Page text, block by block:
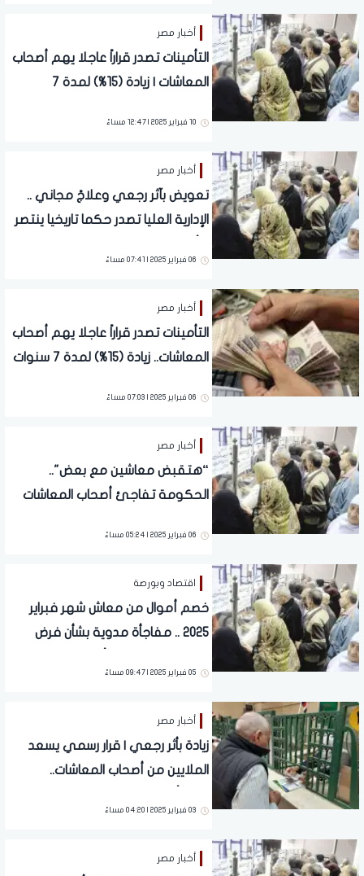
أخبار مصر
التأمينات تصدر قراراً عاجلا يهم أصحاب
المعاشات | زيادة (15%) لمدة 7
10 فبراير 2025 | 12:47 مساءً
أخبار مصر
تعويض بآثر رجعي وعلاجً مجاني ..
الإدارية العليا تصدر حكما تاريخيا ينتصر
06 فبراير 2025 | 07:41 مساءً
أخبار مصر
التأمينات تصدر قراراً عاجلا يهم أصحاب
المعاشات.. زيادة (15%) لمدة 7 سنوات
06 فبراير 2025 | 07:03 مساءً
أخبار مصر
“هتقبض معاشين مع بعض"..
الحكومة تفاجئ أصحاب المعاشات
بشرى لهذه الفئات
06 فبراير 2025 | 05:24 مساءً
اقتصاد وبورصة
خصم أموال من معاش شهر فبراير
2025 .. مفاجأة مدوية بشأن فرض
05 فبراير 2025 | 09:47 مساءً
أخبار مصر
زيادة بأثر رجعي | قرار رسمي يسعد
الملايين من أصحاب المعاشات..
03 فبراير 2025 | 04:20 مساءً
أخبار مصر